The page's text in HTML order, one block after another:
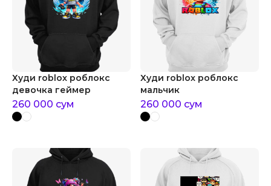
Худи roblox роблокс
девочка геймер
260 000 сум
Худи roblox роблокс
мальчик
260 000 сум